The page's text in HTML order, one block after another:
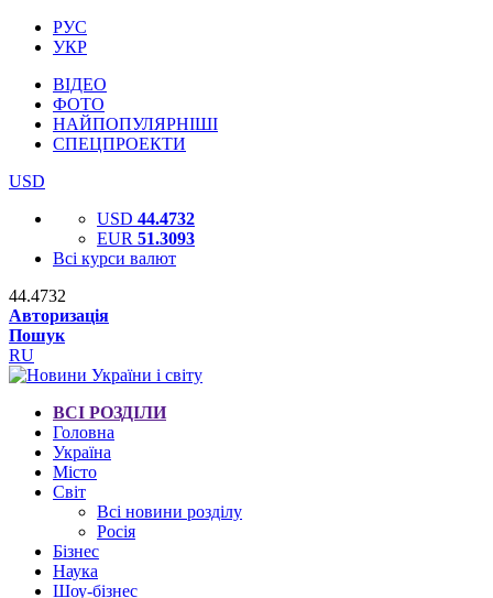
РУС
УКР
ВІДЕО
ФОТО
НАЙПОПУЛЯРНІШІ
СПЕЦПРОЕКТИ
USD
USD 44.4732
EUR 51.3093
Всі курси валют
44.4732
Авторизація
Пошук
RU
ВСІ РОЗДІЛИ
Головна
Україна
Місто
Світ
Всі новини розділу
Росія
Бізнес
Наука
Шоу-бізнес